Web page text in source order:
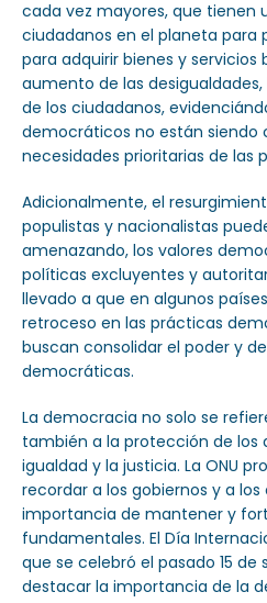
cada vez mayores, que tienen
ciudadanos en el planeta para
para adquirir bienes y servicios
aumento de las
de los ciudadanos,
democráticos no están siendo
necesidades prioritarias de las
Adicionalmente, el
populistas y nacionalistas
amenazando, los valores
políticas excluyentes y
llevado a que en algunos
retroceso en las prácticas
buscan consolidar el poder y
democráticas.
La democracia no solo se
también a la protección de los
igualdad y la justicia. La ONU
recordar a los gobiernos y a los
importancia de mantener y
fundamentales. El Día
que se celebró el pasado 15
destacar la importancia de la